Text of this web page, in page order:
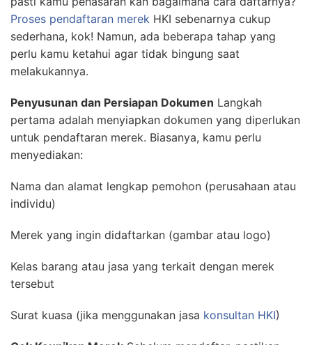
Proses pendaftaran merek HKI sebenarnya cukup
sederhana, kok! Namun, ada beberapa tahap yang
perlu kamu ketahui agar tidak bingung saat
melakukannya.
Penyusunan dan Persiapan Dokumen Langkah
pertama adalah menyiapkan dokumen yang diperlukan
untuk pendaftaran merek. Biasanya, kamu perlu
menyediakan:
Nama dan alamat lengkap pemohon (perusahaan atau
individu)
Merek yang ingin didaftarkan (gambar atau logo)
Kelas barang atau jasa yang terkait dengan merek
tersebut
Surat kuasa (jika menggunakan jasa konsultan HKI)